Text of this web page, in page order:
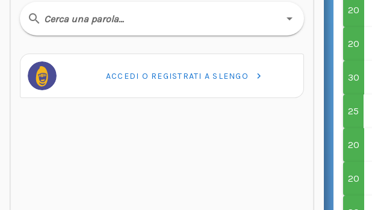
Cerca una parola…
ACCEDI O REGISTRATI A SLENGO
20
20
30
25
20
20